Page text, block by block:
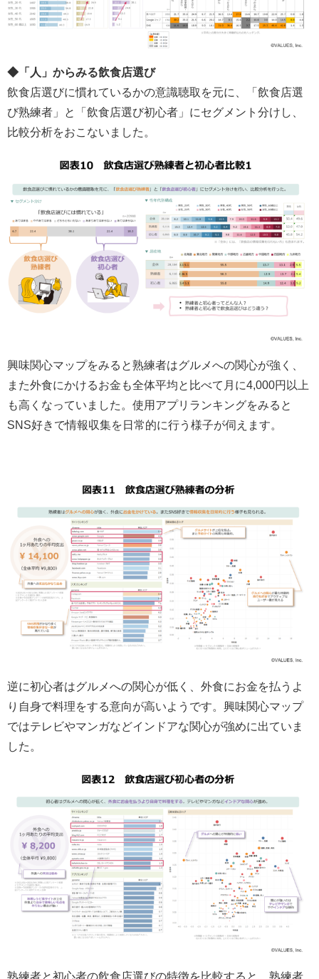
◆「人」からみる飲食店選び
飲食店選びに慣れているかの意識聴取を元に、「飲食店選
び熟練者」と「飲食店選び初心者」にセグメント分けし、
比較分析をおこないました。
興味関心マップをみると熟練者はグルメへの関心が強く、
また外食にかけるお金も全体平均と比べて月に4,000円以上
も高くなっていました。使用アプリランキングをみると
SNS好きで情報収集を日常的に行う様子が伺えます。
逆に初心者はグルメへの関心が低く、外食にお金を払うよ
り自身で料理をする意向が高いようです。興味関心マップ
ではテレビやマンガなどインドアな関心が強めに出ていま
した。
熟練者と初心者の飲食店選びの特徴を比較すると、熟練者